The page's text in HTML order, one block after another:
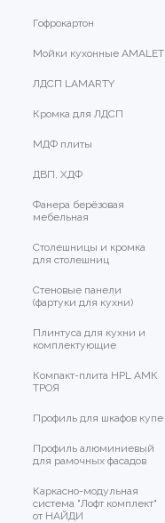
Гофрокартон
Мойки кухонные AMALET
ЛДСП LAMARTY
Кромка для ЛДСП
МДФ плиты
ДВП, ХДФ
Фанера берёзовая
мебельная
Столешницы и кромка
для столешниц
Стеновые панели
(фартуки для кухни)
Плинтуса для кухни и
комплектующие
Компакт-плита HPL АМК
ТРОЯ
Профиль для шкафов купе
Профиль алюминиевый
для рамочных фасадов
Каркасно-модульная
система "Лофт комплект"
от НАЙДИ